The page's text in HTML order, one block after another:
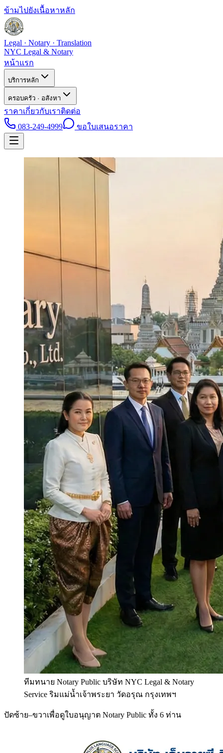
ข้ามไปยังเนื้อหาหลัก
Legal · Notary · Translation
NYC Legal & Notary
หน้าแรก
บริการหลัก
ครอบครัว · อสังหา
ราคาเกี่ยวกับเราติดต่อ
083-249-4999
ขอใบเสนอราคา
ทีมทนาย Notary Public บริษัท NYC Legal & Notary
Service ริมแม่น้ำเจ้าพระยา วัดอรุณ กรุงเทพฯ
ปัดซ้าย–ขวาเพื่อดูใบอนุญาต Notary Public ทั้ง 6 ท่าน